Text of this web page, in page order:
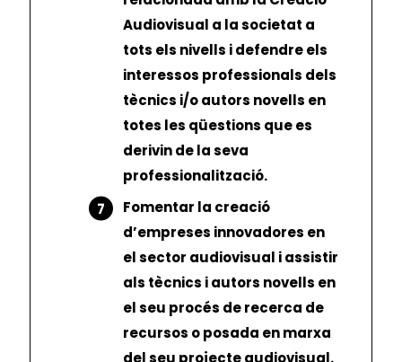
Audiovisual a la societat a
tots els nivells i defendre els
interessos professionals dels
tècnics i/o autors novells en
totes les qüestions que es
derivin de la seva
professionalització.
Fomentar la creació
d’empreses innovadores en
el sector audiovisual i assistir
als tècnics i autors novells en
el seu procés de recerca de
recursos o posada en marxa
del seu projecte audiovisual.